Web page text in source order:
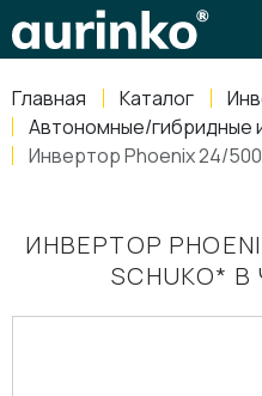
Главная Каталог
Автономные/гибридные
Инвертор Phoenix 24/
ИНВЕРТОР
SCHUKO*
Россия, Свердловская
8-800-770-79-40